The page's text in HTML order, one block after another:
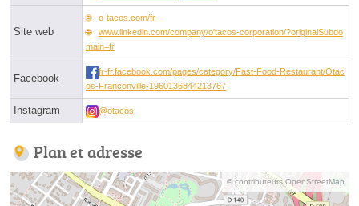
Site web
o-tacos.com/fr
www.linkedin.com/company/o'tacos-corporation/?originalSubdo
main=fr
Facebook
fr-fr.facebook.com/pages/category/Fast-Food-Restaurant/Otac
os-Franconville-1960136844213767
Instagram @otacos
Plan et adresse
© contributeurs OpenStreetMap